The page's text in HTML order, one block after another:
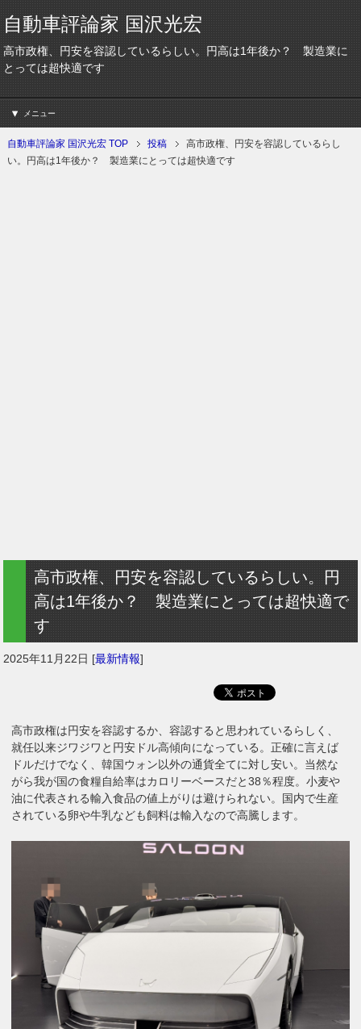
自動車評論家 国沢光宏
高市政権、円安を容認しているらしい。円高は1年後か？ 製造業に
とっては超快適です
メニュー
自動車評論家 国沢光宏 TOP 投稿
高市政権、円安を容認しているらし
い。円高は1年後か？ 製造業にとっては超快適です
高市政権、円安を容認しているらしい。円
高は1年後か？ 製造業にとっては超快適で
す
2025年11月22日 [最新情報]
高市政権は円安を容認するか、容認すると思われているらしく、
就任以来ジワジワと円安ドル高傾向になっている。正確に言えば
ドルだけでなく、韓国ウォン以外の通貨全てに対し安い。当然な
がら我が国の食糧自給率はカロリーベースだと38％程度。小麦や
油に代表される輸入食品の値上がりは避けられない。国内で生産
されている卵や牛乳なども飼料は輸入なので高騰します。